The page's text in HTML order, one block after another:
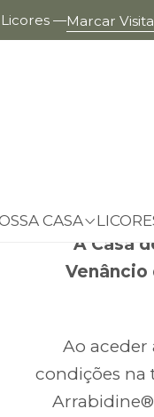
CASA
Licores —Marcar
Bem-
definem as
A Casa
Venâncio
Ao aceder
condições na
Arrabidine®